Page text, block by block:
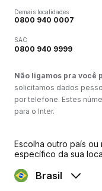
Demais localidades
0800 940 0007
SAC
0800 940 9999
Não ligamos pra você
solicitamos dados
por telefone. Estes
para o Inter.
Escolha outro país
específico da sua
Brasil